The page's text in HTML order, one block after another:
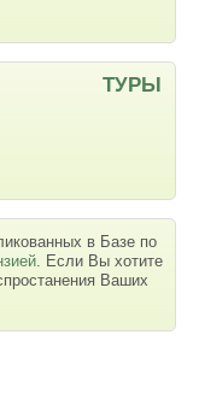
ТУРЫ
в Базе по
. Если Вы хотите
Ваших